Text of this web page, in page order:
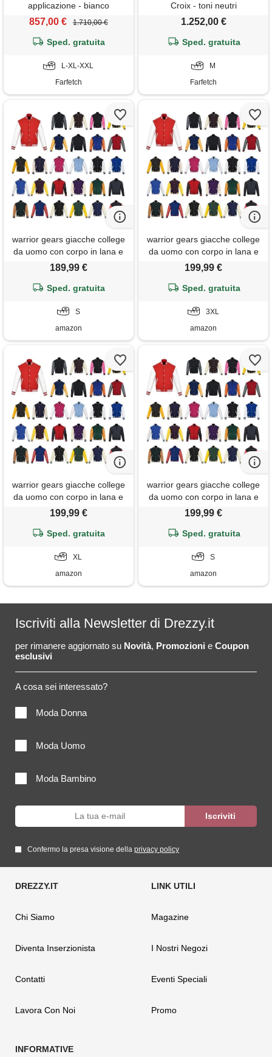
applicazione - bianco
857,00 € 1.710,00 €
Sped. gratuita
L-XL-XXL
Farfetch
Croix - toni neutri
1.252,00 €
Sped. gratuita
M
Farfetch
warrior gears giacche college
da uomo con corpo in lana e
maniche in pelle, giacca
retrò a righe, corpo in lana e
crema - s
189,99 €
Sped. gratuita
S
amazon
warrior gears giacche college
da uomo con corpo in lana e
maniche in pelle, giacca
retrò a righe, corpo in lana e
crema - 3xl
199,99 €
Sped. gratuita
3XL
amazon
warrior gears giacche college
da uomo con corpo in lana e
maniche in pelle, giacca
retrò a righe, corpo in lana e
foresta e crema - xl
199,99 €
Sped. gratuita
XL
amazon
warrior gears giacche college
da uomo con corpo in lana e
maniche in pelle, giacca
retrò a righe, corpo in lana e
giallo dorato - s
199,99 €
Sped. gratuita
S
amazon
Iscriviti alla Newsletter di Drezzy.it
per rimanere aggiornato su Novità, Promozioni e Coupon
esclusivi
A cosa sei interessato?
Moda Donna
Moda Uomo
Moda Bambino
Confermo la presa visione della privacy policy
Chi Siamo
Diventa Inserzionista
Contatti
Lavora Con Noi
Magazine
I Nostri Negozi
Eventi Speciali
Promo